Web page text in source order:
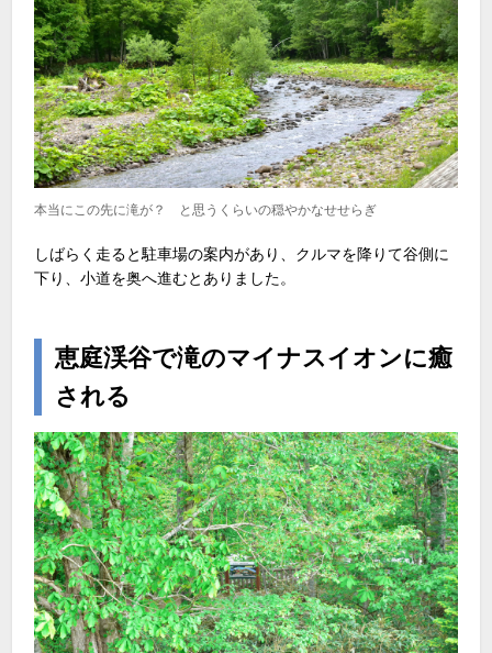
本当にこの先に滝が？ と思うくらいの穏やかなせせらぎ
しばらく走ると駐車場の案内があり、クルマを降りて谷側に
下り、小道を奥へ進むとありました。
恵庭渓谷で滝のマイナスイオンに癒
される